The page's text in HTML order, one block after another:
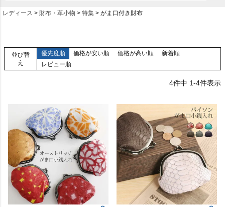
レディース 財布・革小物 特集 がま口付き財布
並び替
え
優先度順 価格が安い順 価格が高い順
新着順
レビュー順
4件中 1-4件表示